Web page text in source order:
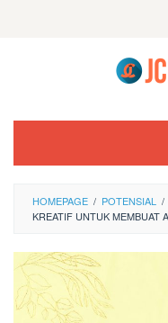
HOMEPAGE / POTENSIAL /
KREATIF UNTUK MEMBUAT